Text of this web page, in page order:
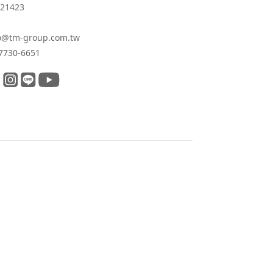
group.com.tw
6651